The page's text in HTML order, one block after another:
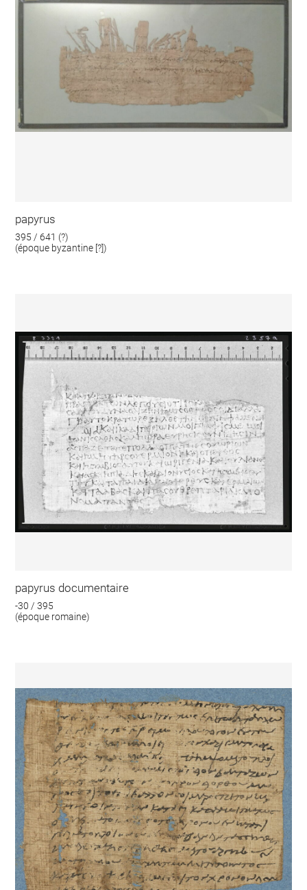
papyrus
395 / 641 (?)
(époque byzantine [?])
papyrus documentaire
-30 / 395
(époque romaine)